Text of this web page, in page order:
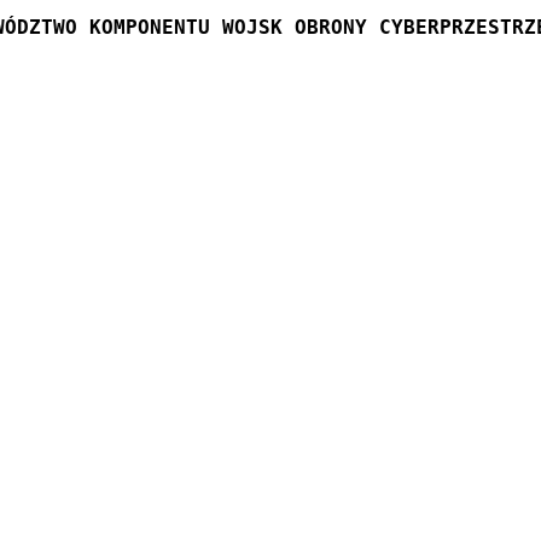
KOMPONENTU WOJSK OBRONY